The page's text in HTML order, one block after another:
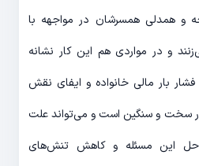
و همدلی همسرشان در مواجهه با
و در مواردی هم این کار نشانه
بار مالی خانواده و ایفای نقش
سخت و سنگین است و می‌تواند علت
حل این مسئله و کاهش تنش‌های